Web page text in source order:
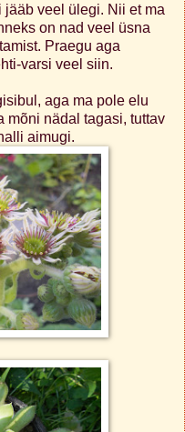
veel ülegi. Nii et ma
on nad veel üsna
Praegu aga
varsi veel siin.
aga ma pole elu
mõni nädal tagasi, tuttav
aimugi.